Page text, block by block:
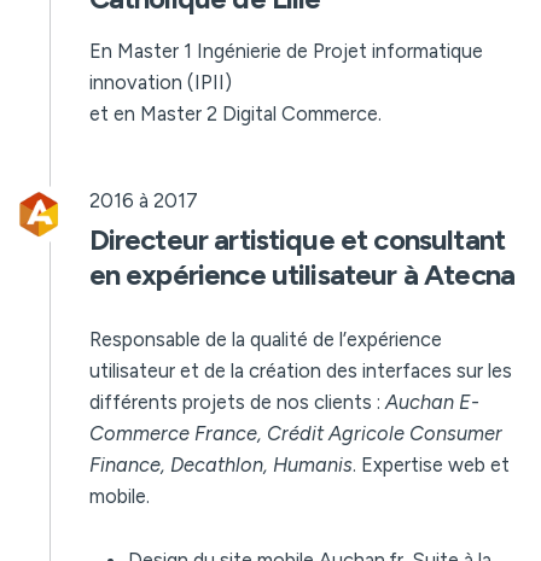
En Master 1 Ingénierie de Projet informatique
innovation (IPII)
et en Master 2 Digital Commerce.
2016 à 2017
Directeur artistique et consultant
en expérience utilisateur à Atecna
Responsable de la qualité de l’expérience
utilisateur et de la création des interfaces sur les
différents projets de nos clients :Auchan E-
Commerce France, Crédit Agricole Consumer
Finance, Decathlon, Humanis. Expertise web et
mobile.